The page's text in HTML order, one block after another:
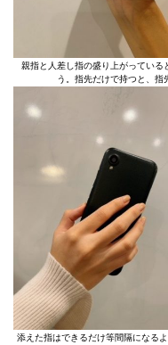
親指と人差し指の盛り上がっている
う。指先だけで持つと、指
添えた指はできるだけ等間隔になる